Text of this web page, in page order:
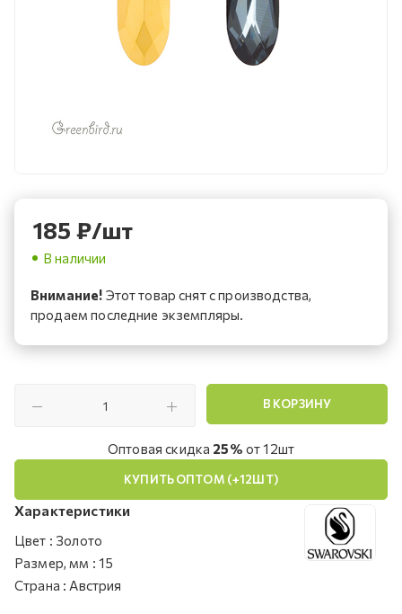
185 ₽/шт
В наличии
Внимание! Этот товар снят с производства,
продаем последние экземпляры.
В КОРЗИНУ
Оптовая скидка 25% от 12шт
КУПИТЬ ОПТОМ (+12ШТ)
Характеристики
Цвет : Золото
Размер, мм : 15
Страна : Австрия